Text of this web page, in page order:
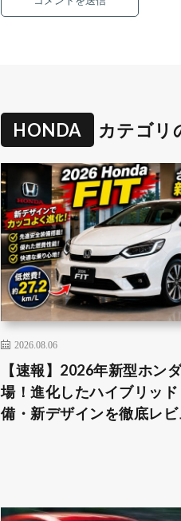
HONDA カテゴリ
2026.08.06
【速報】2026年新型ホン
場！進化したハイブリッ
備・新デザインを徹底レビ